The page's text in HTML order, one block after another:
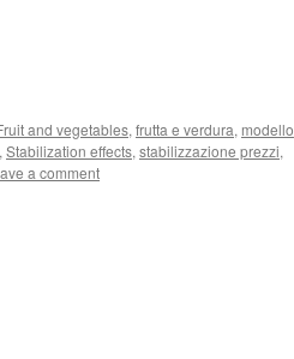
and vegetables, frutta e verdura, modello
, Stabilization effects, stabilizzazione prezzi,
a comment